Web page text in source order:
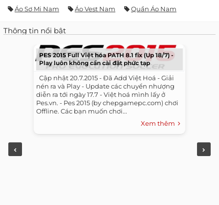
Áo Sơ Mi Nam Áo Vest Nam Quần Áo Nam
Thông tin nổi bật
PES 2015 Full Việt hóa PATH 8.1 fix (Up 18/7) -
Play luôn không cần cài đặt phức tạp
​ ​ Cập nhật 20.7.2015 - Đã Add Việt Hoá - Giải
nén ra và Play - Update các chuyển nhượng
diễn ra tới ngày 17.7 - Việt hoá mình lấy ở
Pes.vn. - Pes 2015 (by chepgamepc.com) chơi
Offline. Các bạn muốn chơi...
Xem thêm